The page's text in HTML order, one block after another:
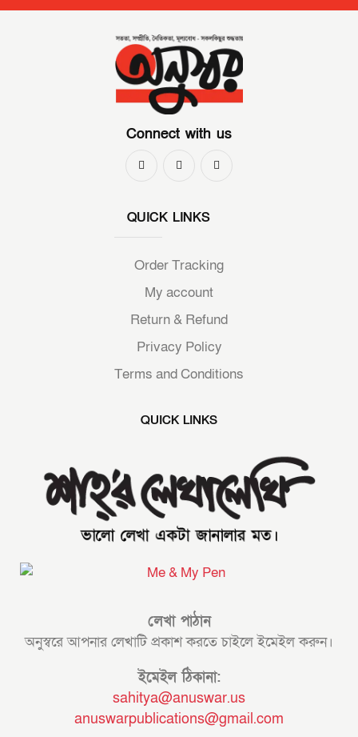
Connect with us
QUICK LINKS
Order Tracking
My account
Return & Refund
Privacy Policy
Terms and Conditions
QUICK LINKS
লেখা পাঠান
অনুস্বরে আপনার লেখাটি প্রকাশ করতে চাইলে ইমেইল করুন।
ইমেইল ঠিকানা:
sahitya@anuswar.us
anuswarpublications@gmail.com